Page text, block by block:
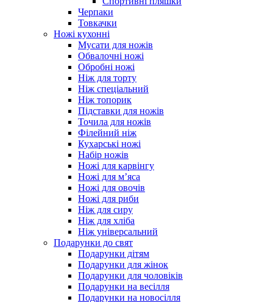
Черпаки
Товкачки
Ножі кухонні
Мусати для ножів
Обвалочні ножі
Обробні ножі
Ніж для торту
Ніж спеціальний
Ніж топорик
Підставки для ножів
Точила для ножів
Філейний ніж
Кухарські ножі
Набір ножів
Ножі для карвінгу
Ножі для м’яса
Ножі для овочів
Ножі для риби
Ніж для сиру
Ніж для хліба
Ніж універсальний
Подарунки до свят
Подарунки дітям
Подарунки для жінок
Подарунки для чоловіків
Подарунки на весілля
Подарунки на новосілля